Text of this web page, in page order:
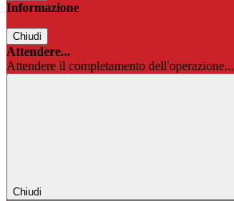
Informazione
Chiudi
Attendere...
Attendere il completamento dell'operazione...
Chiudi